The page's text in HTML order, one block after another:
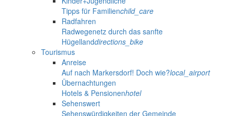
Tipps für Familienchild_care
Radfahren
Radwegenetz durch das sanfte
Hügellanddirections_bike
Tourismus
Anreise
Auf nach Markersdorf! Doch wie?local_airport
Übernachtungen
Hotels & Pensionenhotel
Sehenswert
Sehenswürdigkeiten der Gemeinde